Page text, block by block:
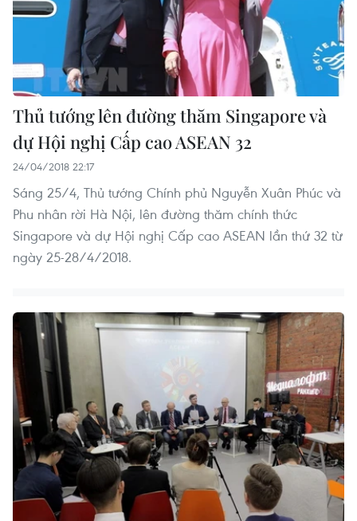
Thủ tướng lên đường thăm Singapore và
dự Hội nghị Cấp cao ASEAN 32
24/04/2018 22:17
Sáng 25/4, Thủ tướng Chính phủ Nguyễn Xuân Phúc và
Phu nhân rời Hà Nội, lên đường thăm chính thức
Singapore và dự Hội nghị Cấp cao ASEAN lần thứ 32 từ
ngày 25-28/4/2018.